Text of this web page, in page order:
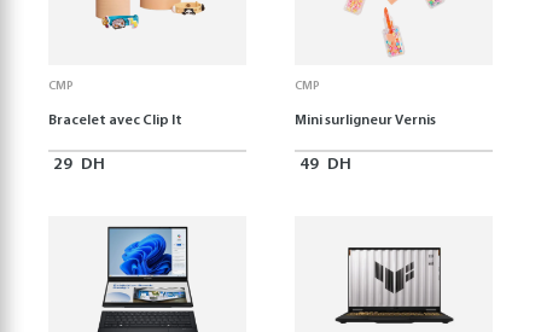
CMP
Bracelet avec Clip It
29 DH
CMP
Mini surligneur Vernis
49 DH